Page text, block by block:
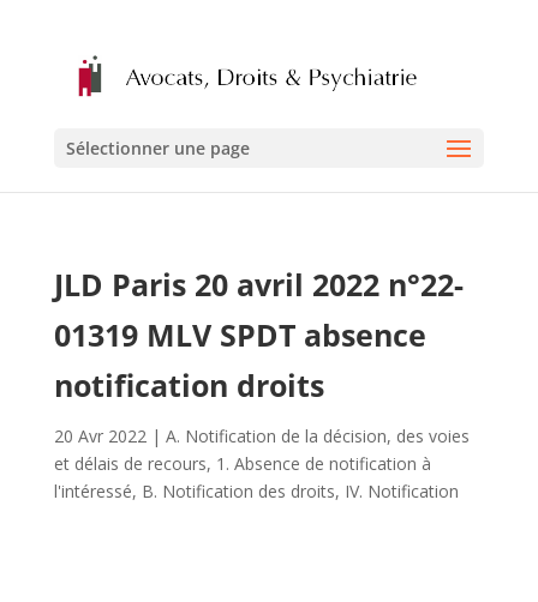
Sélectionner une page
JLD Paris 20 avril 2022 n°22-
01319 MLV SPDT absence
notification droits
20 Avr 2022| A. Notification de la décision, des voies
et délais de recours, 1. Absence de notification à
l'intéressé, B. Notification des droits, IV. Notification